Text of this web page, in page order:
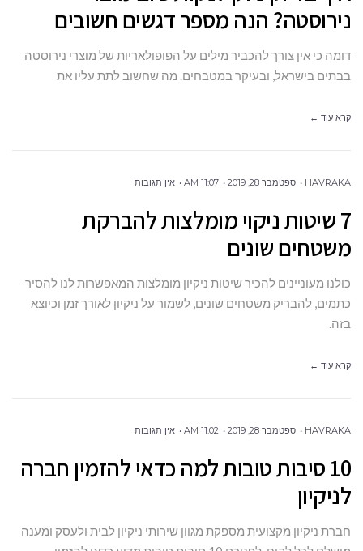
נירוסטה? הנה מספר דגשים חשובים
דומה כי אין צורך להכביר מילים על הפופולאריות של מוצרי נירוסטה
בבתים בישראל, ובעיקר במטבחים. מה שחשוב לתת עליו את
קרא עוד ←
HAVRAKA ספטמבר 28, 2019 11:07 AM אין תגובות
7 שיטות ניקוי מומלצות להברקת
משטחים שונים
כולנו מעוניינים להכיר שיטות ניקיון מומלצות המאפשרות לנו להסיר
כתמים, להבריק משטחים שונים, לשמור על ניקיון לאורך זמן וכיוצא
בזה.
קרא עוד ←
HAVRAKA ספטמבר 28, 2019 11:02 AM אין תגובות
10 סיבות טובות למה כדאי להזמין חברה
לניקיון
חברת ניקיון מקצועית מספקת מגוון שירותי ניקיון לבית ולעסק ומענה